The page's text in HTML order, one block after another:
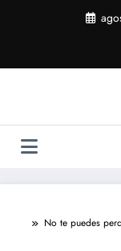
No te puedes